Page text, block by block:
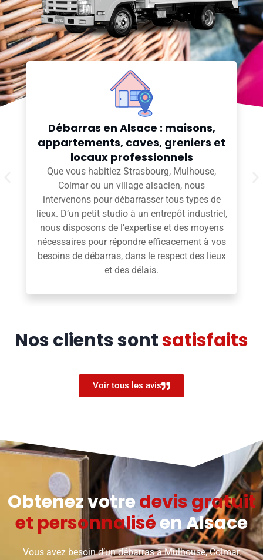
Déblaiement rapide et efficace
dans le Bas-Rhin et le Haut-Rhin
Gravats, mobilier cassé, cartons, appareils
électroménagers… Nous assurons un
déblaiement complet de vos espaces
intérieurs et extérieurs dans toute l’Alsace.
Notre équipe veille à rendre chaque lieu propre
et accessible, tout en respectant les
contraintes du site, qu’il s’agisse d’un
logement privé ou d’un local professionnel.
Nos clients sontsatisfaits
Voir tous les avis
Obtenez votredevis gratuit
et personnaliséen Alsace
Vous avez besoin d’un débarras à Mulhouse, Colmar,